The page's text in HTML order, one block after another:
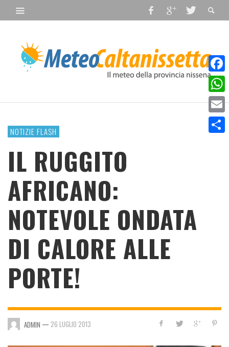
NOTIZIE FLASH
IL RUGGITO
AFRICANO:
NOTEVOLE ONDATA
DI CALORE ALLE
PORTE!
ADMIN — 26 LUGLIO 2013
Email